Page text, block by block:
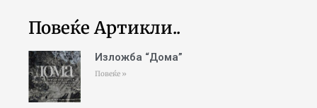
Повеќе Артикли..
Изложба “Дома”
Повеќе »